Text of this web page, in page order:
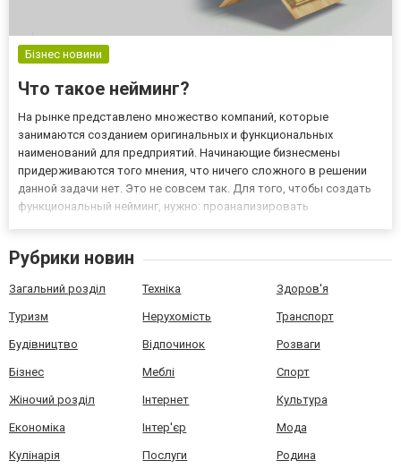
Бізнес новини
Что такое нейминг?
На рынке представлено множество компаний, которые
занимаются созданием оригинальных и функциональных
наименований для предприятий. Начинающие бизнесмены
придерживаются того мнения, что ничего сложного в решении
данной задачи нет. Это не совсем так. Для того, чтобы создать
функциональный нейминг, нужно: проанализировать
компании необходимо оригинально...
Рубрики новин
Загальний розділ Техніка Здоров'я
Туризм Нерухомість Транспорт
Будівництво Відпочинок Розваги
Бізнес Меблі Спорт
Жіночий розділ Інтернет Культура
Економіка Інтер'єр Мода
Кулінарія Послуги Родина